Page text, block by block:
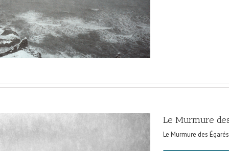
Le Murmure
Le Murmure des Égarés